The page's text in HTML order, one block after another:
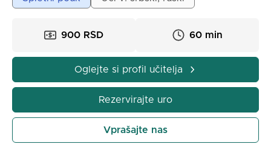
učence za šolo, izpite, delo, potovanja in
s fleksibilnimi termini in prijetno delovno vzdušjem.
900 RSD 60 min
Oglejte si profil učitelja
Rezervirajte uro
Vprašajte nas